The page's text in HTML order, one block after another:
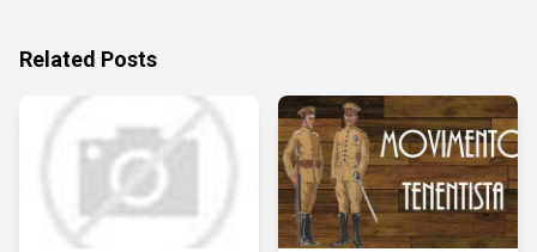
Related Posts